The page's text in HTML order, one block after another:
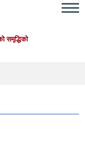
समृद्धिको